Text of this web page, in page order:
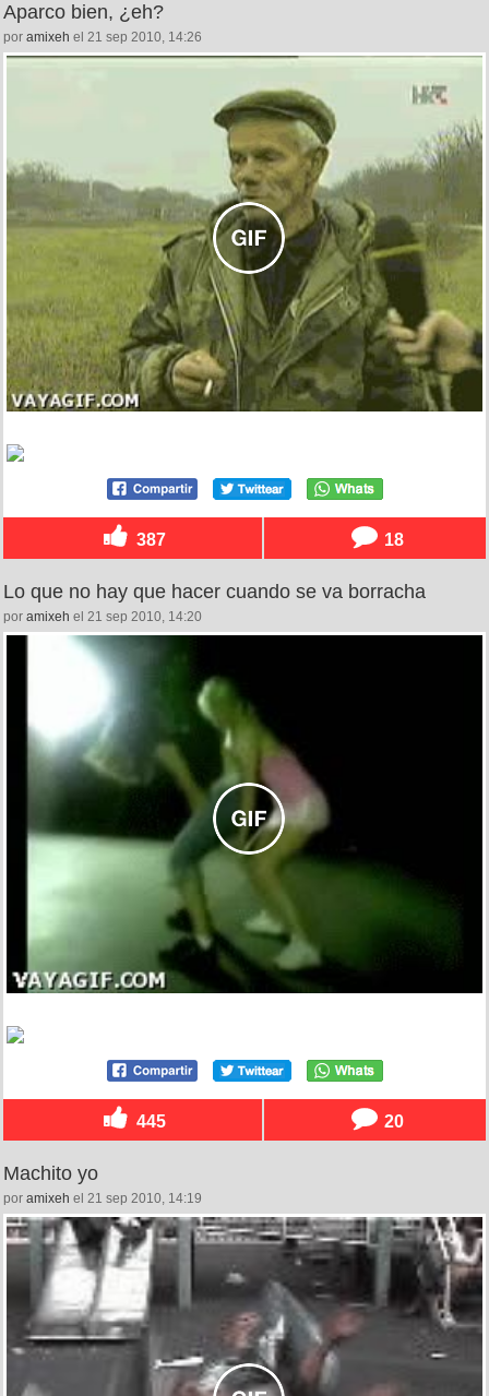
Aparco bien, ¿eh?
por amixeh el 21 sep 2010, 14:26
387 18
Lo que no hay que hacer cuando se va borracha
por amixeh el 21 sep 2010, 14:20
445 20
Machito yo
por amixeh el 21 sep 2010, 14:19